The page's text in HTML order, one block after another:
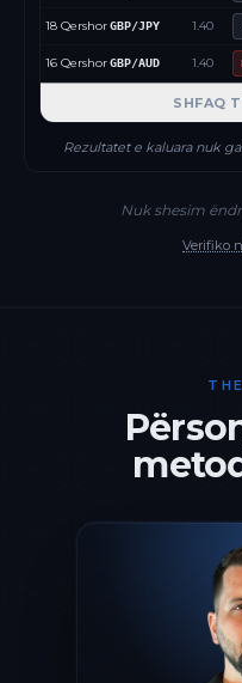
18 QershorGBP/JPY 1.40
16 QershorGBP/AUD 1.40
SHFAQ
Rezultatet e kaluara nuk
Nuk shesim
Verifiko